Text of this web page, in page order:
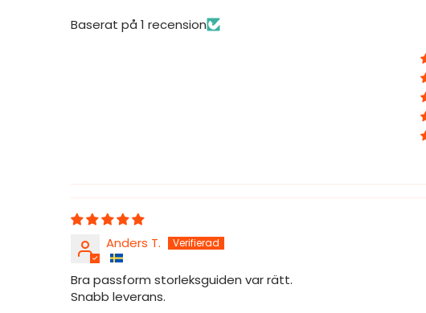
Baserat på 1 recension
Anders T.
Bra passform storleksguiden var rätt.
Snabb leverans.